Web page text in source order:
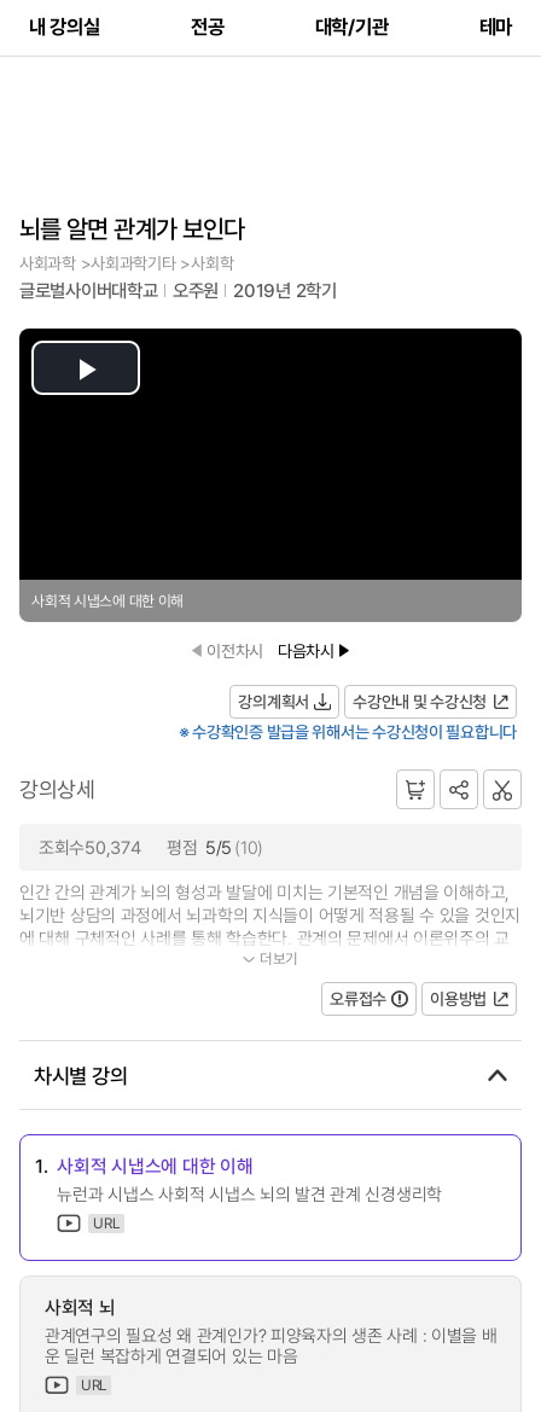
내 강의실 전공 대학/기관 테마
뇌를 알면 관계가 보인다
사회과학 >사회과학기타 >사회학
글로벌사이버대학교 오주원 2019년 2학기
Play
사회적 시냅스에 대한 이해
이전차시 다음차시
강의계획서
수강안내 및 수강신청
※ 수강확인증 발급을 위해서는 수강신청이 필요합니다
강의상세
조회수50,374 평점 5/5 (10)
인간 간의 관계가 뇌의 형성과 발달에 미치는 기본적인 개념을 이해하고,
뇌기반 상담의 과정에서 뇌과학의 지식들이 어떻게 적용될 수 있을 것인지
에 대해 구체적인 사례를 통해 학습한다. 관계의 문제에서 이론위주의 교
육이 아닌, 학습자가 실질적인 능... 더보기
오류접수 이용방법
차시별 강의
1. 사회적 시냅스에 대한 이해
뉴런과 시냅스 사회적 시냅스 뇌의 발견 관계 신경생리학
URL
사회적 뇌
관계연구의 필요성 왜 관계인가? 피양육자의 생존 사례 : 이별을 배
운 딜런 복잡하게 연결되어 있는 마음
URL